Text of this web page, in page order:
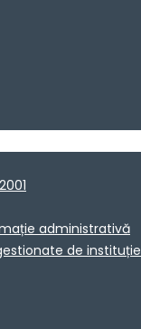
administrativă
de instituție